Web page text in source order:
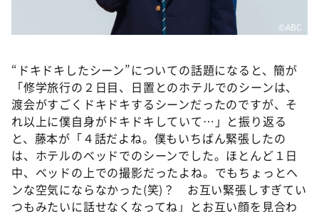
©ABC
“ドキドキしたシーン”についての話題になると、簡が
「修学旅行の２日目、日置とのホテルでのシーンは、
渡会がすごくドキドキするシーンだったのですが、そ
れ以上に僕自身がドキドキしていて…」と振り返る
と、藤本が「４話だよね。僕もいちばん緊張したの
は、ホテルのベッドでのシーンでした。ほとんど１日
中、ベッドの上での撮影だったよね。でもちょっとヘ
ンな空気にならなかった(笑)？ お互い緊張しすぎてい
つもみたいに話せなくなってね」とお互い顔を見合わ